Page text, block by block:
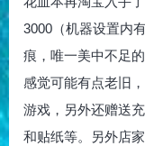
3000（机器设置内
痕，唯一美中不足
感觉可能有点老旧
游戏，另外还赠送
和贴纸等。另外店